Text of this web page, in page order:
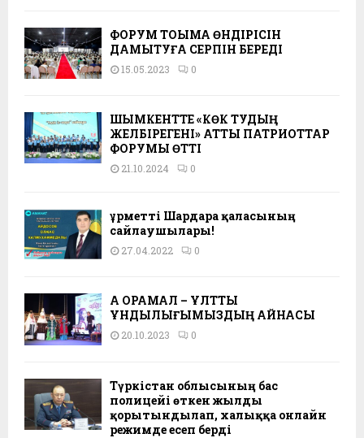
ФОРУМ ТОҚЫМА ӨНДІРІСІН
ДАМЫТУҒА СЕРПІН БЕРЕДІ
15.05.2023 0
ШЫМКЕНТТЕ «КӨК ТУДЫҢ
ЖЕЛБІРЕГЕНІ» АТТЫ ПАТРИОТТАР
ФОРУМЫ ӨТТІ
21.10.2024 0
Құрметті Шардара қаласының
сайлаушылары!
27.04.2022 0
АҚ ОРАМАЛ – ҰЛТТЫҚ
ҚҰНДЫЛЫҒЫМЫЗДЫҢ АЙНАСЫ
20.10.2023 0
Түркістан облысының бас
полицейі өткен жылды
қорытындылап, халыққа онлайн
режимде есеп берді